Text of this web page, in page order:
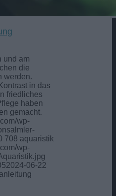
und am
die
werden.
in das
friedliches
haben
gemacht.
wp-
708 aquaristik
wp-
2024-06-22